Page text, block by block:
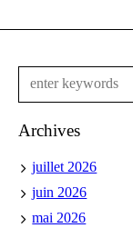
Archives
juillet 2026
juin 2026
mai 2026